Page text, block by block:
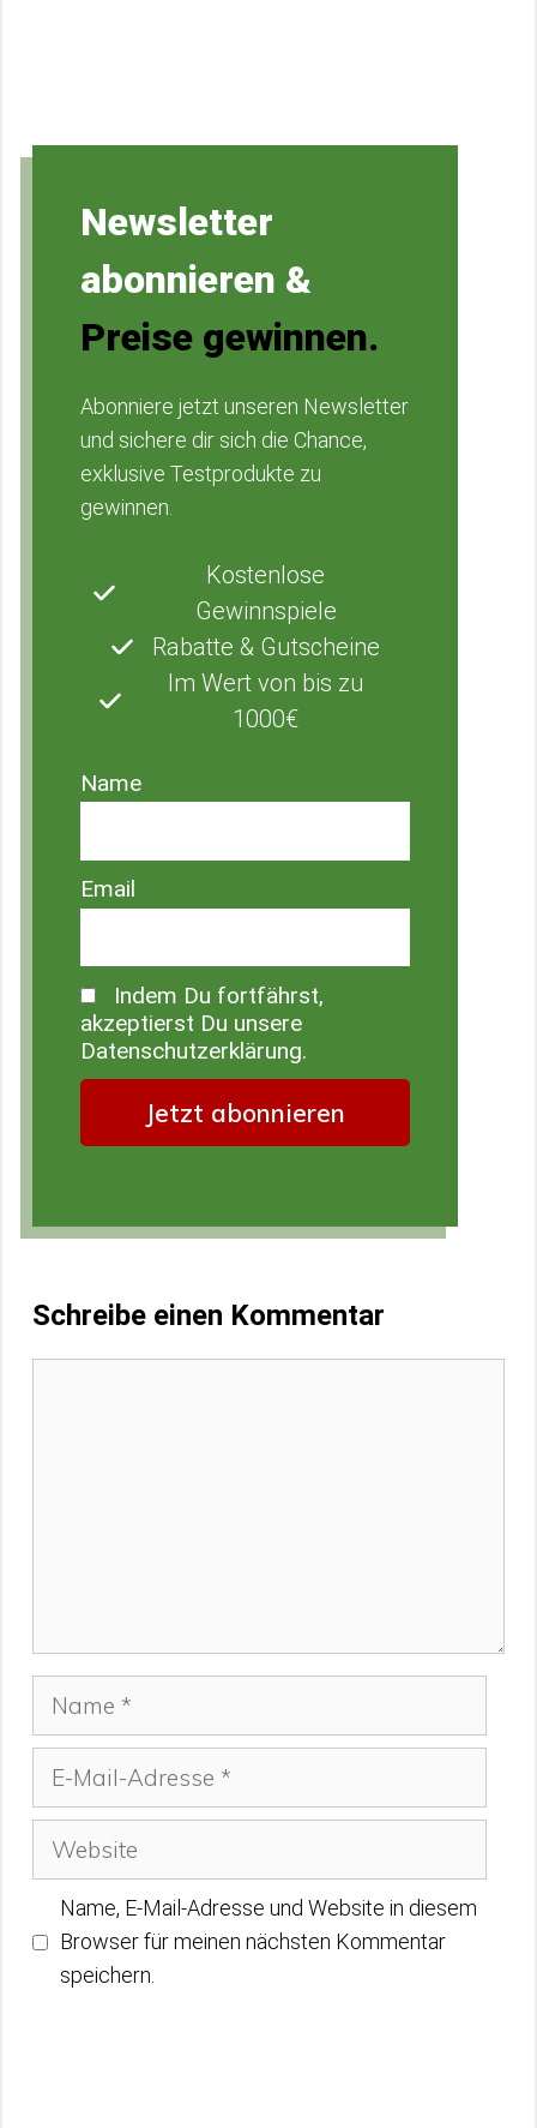
Newsletter
abonnieren &
Preise gewinnen.
Abonniere jetzt unseren Newsletter
und sichere dir sich die Chance,
exklusive Testprodukte zu
gewinnen.
Kostenlose
Gewinnspiele
Rabatte & Gutscheine
Im Wert von bis zu
1000€
Name
Email
Indem Du fortfährst,
akzeptierst Du unsere
Datenschutzerklärung.
Schreibe einen Kommentar
Name
Website
Name, E-Mail-Adresse und Website in diesem
Browser für meinen nächsten Kommentar
speichern.